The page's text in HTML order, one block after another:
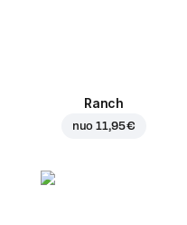
Ranch
nuo11,95 €